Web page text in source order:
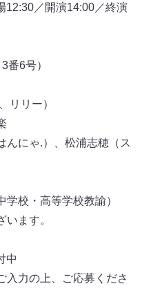
12:30／開演14:00／終演
番6号）
リリー）
んにゃ.）、松浦志穂（ス
校・高等学校教諭）
ます。
中
力の上、ご応募くださ